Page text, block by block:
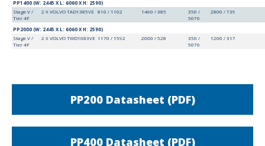
PP1400 (W: 2445 X L: 6060 X H: 2590)
Stage V /
Tier 4F
2 X VOLVO TAD1385VE 810 / 1102 1460 / 385
350 /
5076
2800 / 739
PP2000 (W: 2445 X L: 6060 X H: 2590)
Stage V /
Tier 4F
2 X VOLVO TWD1683VE 1170 / 1592 2000 / 528
350 /
5076
1200 / 317
PP200 Datasheet (PDF)
PP400 Datasheet (PDF)